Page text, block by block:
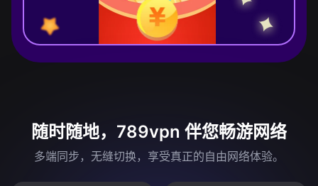
随时随地，789vpn 伴您畅游网络
多端同步，无缝切换，享受真正的自由网络体验。